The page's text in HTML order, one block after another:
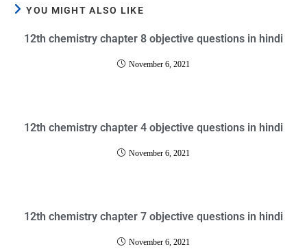
YOU MIGHT ALSO LIKE
12th chemistry chapter 8 objective questions in hindi
November 6, 2021
12th chemistry chapter 4 objective questions in hindi
November 6, 2021
12th chemistry chapter 7 objective questions in hindi
November 6, 2021